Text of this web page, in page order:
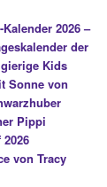
2026 –
der
Kids
Sonne von
Pippi
von Tracy